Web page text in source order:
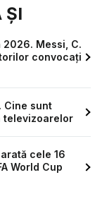
ȘI
Messi, C.
convocați
Cine sunt
televizoarelor
cele 16
World Cup